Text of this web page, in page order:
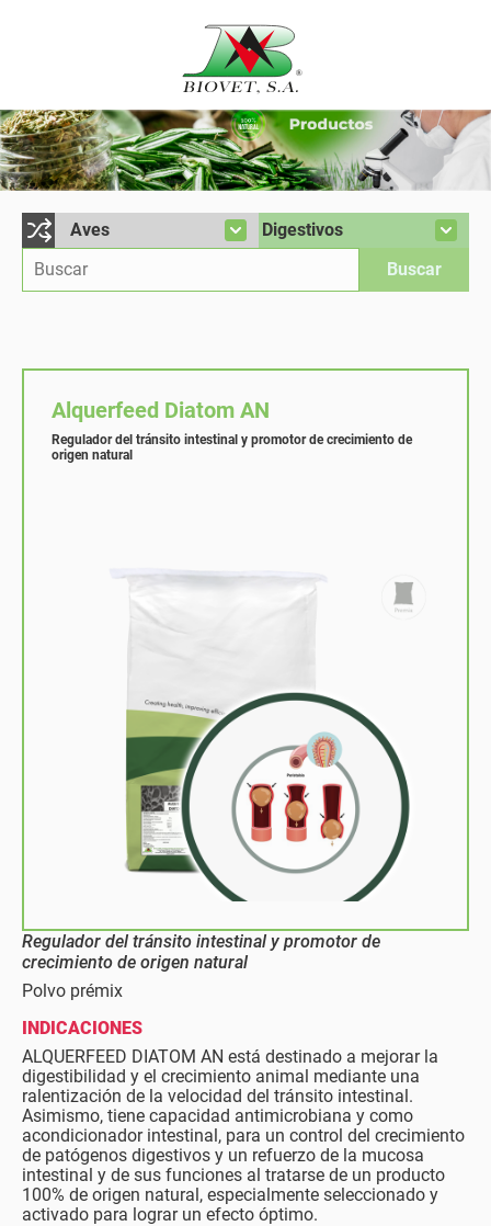
Alquerfeed Diatom AN
Regulador del tránsito intestinal y promotor de crecimiento de
origen natural
Regulador del tránsito intestinal y promotor de
crecimiento de origen natural
Polvo prémix
INDICACIONES
ALQUERFEED DIATOM AN está destinado a mejorar la
digestibilidad y el crecimiento animal mediante una
ralentización de la velocidad del tránsito intestinal.
Asimismo, tiene capacidad antimicrobiana y como
acondicionador intestinal, para un control del crecimiento
de patógenos digestivos y un refuerzo de la mucosa
intestinal y de sus funciones al tratarse de un producto
100% de origen natural, especialmente seleccionado y
activado para lograr un efecto óptimo.